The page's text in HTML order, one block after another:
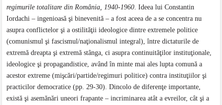
regimurile totalitare din România, 1940-1960 . Ideea lui Constantin
Iordachi – ingenioasă şi binevenită – a fost aceea de a se concentra nu
asupra conflictelor şi a ostilităţii ideologice dintre extremele politice
(comunismul şi fascismul/naţionalismul integral), între dictaturile de
extremă dreapta şi extremă stânga, ci asupra continuităţilor instituţionale,
ideologice şi propagandistice, având în minte mai ales lupta comună a
acestor extreme (mişcări/partide/regimuri politice) contra instituţiilor şi
practicilor democratice (pp. 29-30). Dincolo de diferenţe importante,
există şi asemănări uneori frapante – incriminarea atât a evreilor, cât şi a